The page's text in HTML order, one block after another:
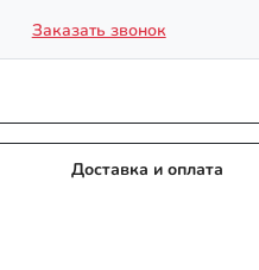
Заказать звонок
Доставка и оплата